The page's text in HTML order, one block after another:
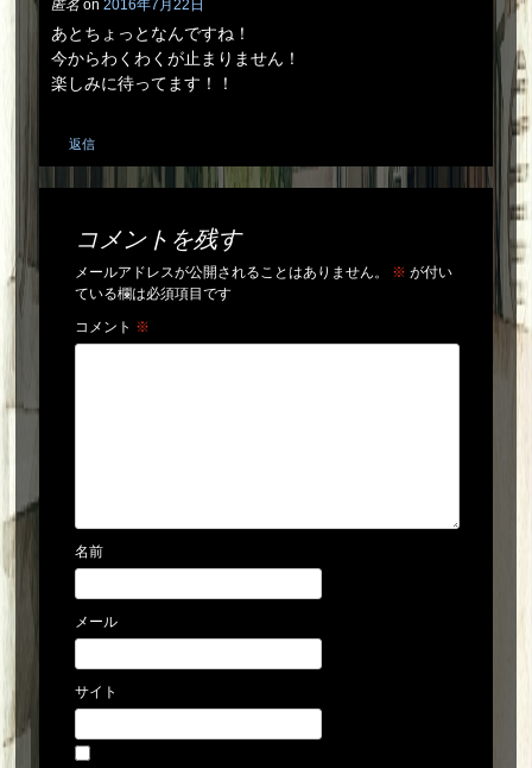
匿名 on2016年7月22日
あとちょっとなんですね！
今からわくわくが止まりません！
楽しみに待ってます！！
返信
コメントを残す
メールアドレスが公開されることはありません。 ※ が付い
ている欄は必須項目です
コメント ※
名前
メール
サイト